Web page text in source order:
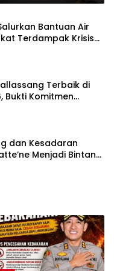
Bantuan Air
Terdampak Krisis
Terbaik di
Bukti Komitmen
Berkualitas
dan Kesadaran
Menjadi Bintang